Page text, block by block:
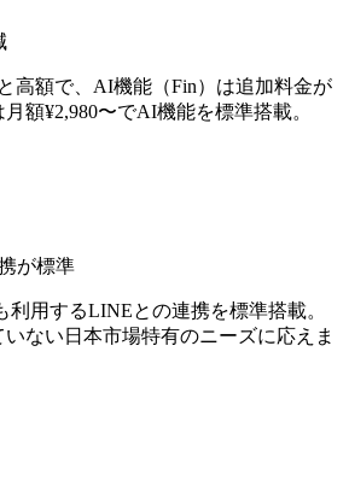
高額で、AI機能（Fin）は追加料金が
額¥2,980〜でAI機能を標準搭載。
が標準
利用するLINEとの連携を標準搭載。
いない日本市場特有のニーズに応えま